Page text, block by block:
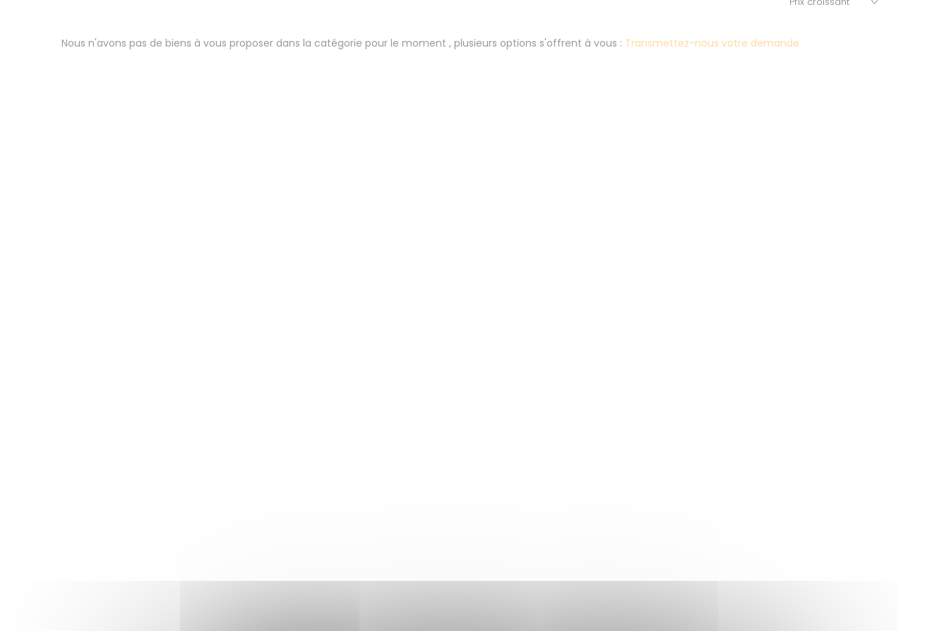
Nous n'avons pas de biens à vous proposer dans la catégorie pour le moment , plusieurs options s'offrent à vous : Transmettez-nous votre demande